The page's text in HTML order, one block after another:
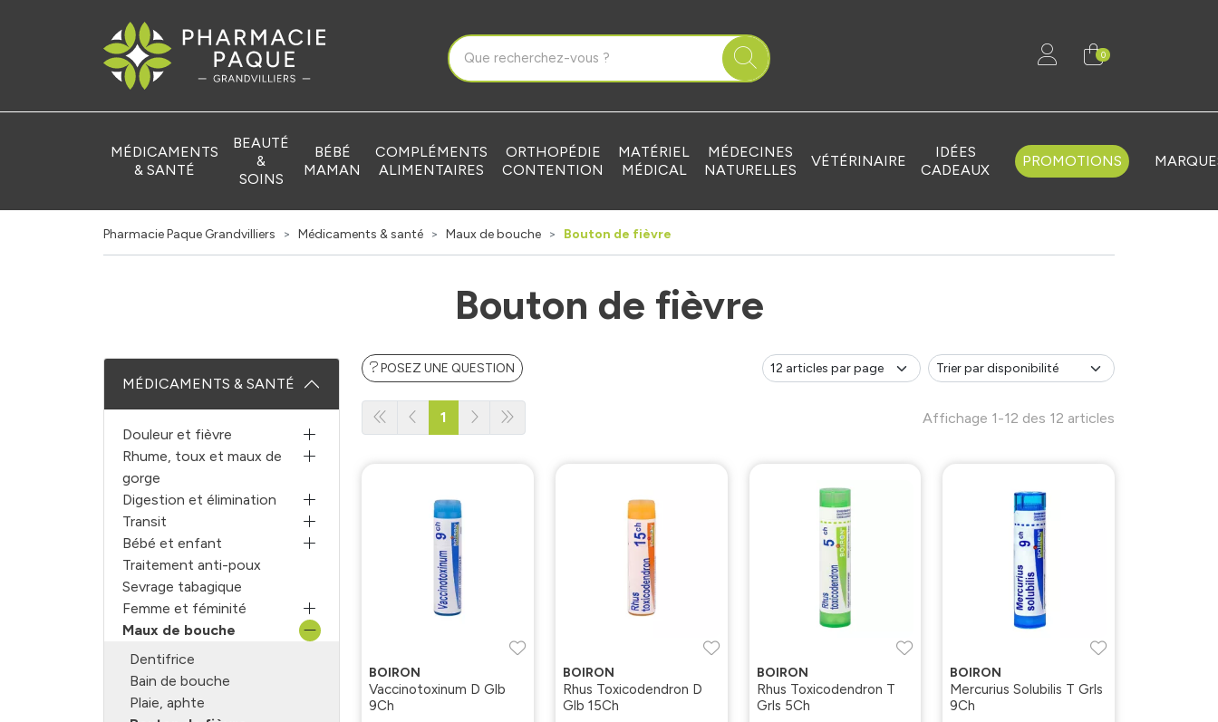
Pharmacie Paque Grandvilliers Votre pharmacie en ligne à votre service
0
MÉDICAMENTS
& SANTÉ
BEAUTÉ
&
SOINS
BÉBÉ
MAMAN
COMPLÉMENTS
ALIMENTAIRES
ORTHOPÉDIE
CONTENTION
MATÉRIEL
MÉDICAL
MÉDECINES
NATURELLES
VÉTÉRINAIRE
IDÉES
CADEAUX
PROMOTIONS
Pharmacie Paque Grandvilliers Médicaments & santé Maux de bouche Bouton de fièvre
Bouton de fièvre
POSEZ UNE QUESTION
Affichage 1-12 des 12 articles
1
BOIRON
Vaccinotoxinum D Glb
9Ch
BOIRON
Rhus Toxicodendron D
Glb 15Ch
BOIRON
Rhus Toxicodendron T
Grls 5Ch
BOIRON
Mercurius Solubilis T Grls
9Ch
MÉDICAMENTS & SANTÉ
Douleur et fièvre
Rhume, toux et maux de
gorge
Digestion et élimination
Transit
Bébé et enfant
Traitement anti-poux
Sevrage tabagique
Femme et féminité
Maux de bouche
Dentifrice
Bain de bouche
Plaie, aphte